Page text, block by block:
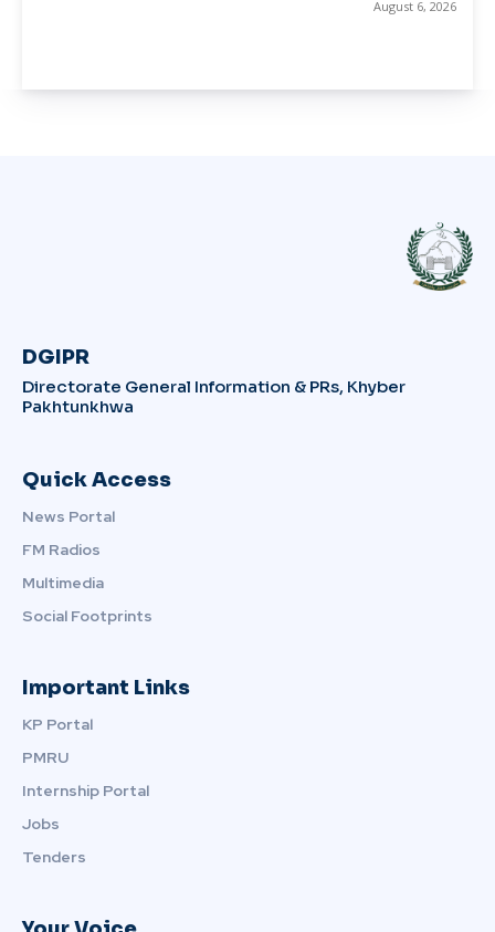
August 6, 2026
DGIPR
Directorate General Information & PRs, Khyber
Pakhtunkhwa
Quick Access
News Portal
FM Radios
Multimedia
Social Footprints
Important Links
KP Portal
PMRU
Internship Portal
Jobs
Tenders